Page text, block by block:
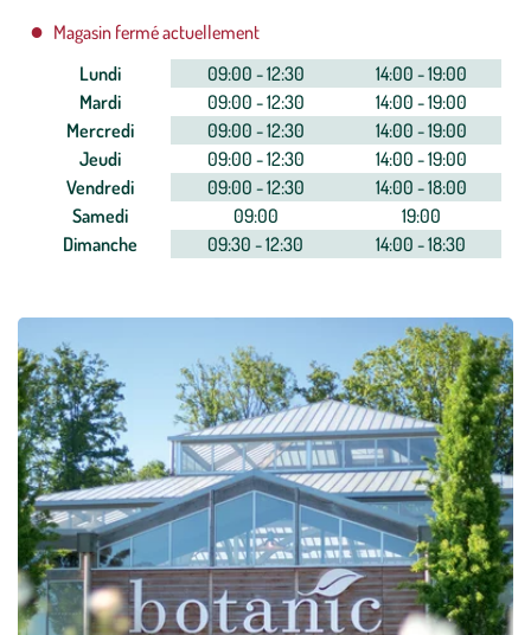
Magasin fermé actuellement
Lundi
09:00 - 12:30
14:00 - 19:00
Mardi
09:00 - 12:30
14:00 - 19:00
Mercredi
09:00 - 12:30
14:00 - 19:00
Jeudi
09:00 - 12:30
14:00 - 19:00
Vendredi
09:00 - 12:30
14:00 - 18:00
Samedi
09:00
19:00
Dimanche
09:30 - 12:30 14:00 - 18:30